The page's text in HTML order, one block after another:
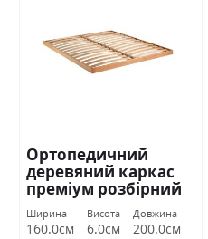
Ортопедичний
деревяний каркас
преміум розбірний
160х200 Міромарк
Ширина
160.0см
Висота
6.0см
Довжина
200.0см